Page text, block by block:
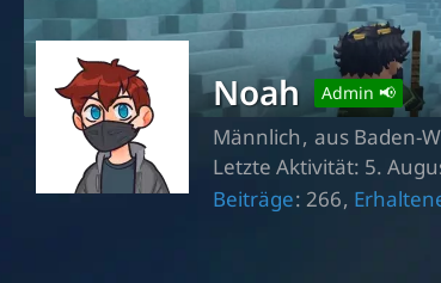
Noah Admin 📢
Männlich aus Baden-
Letzte Aktivität: 5.
Beiträge 266